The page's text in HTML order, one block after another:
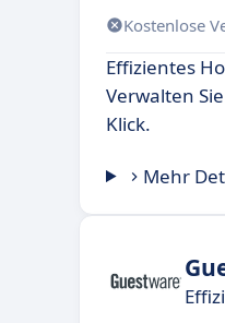
Kostenlose
Effizientes
Verwalten
Klick.
Mehr